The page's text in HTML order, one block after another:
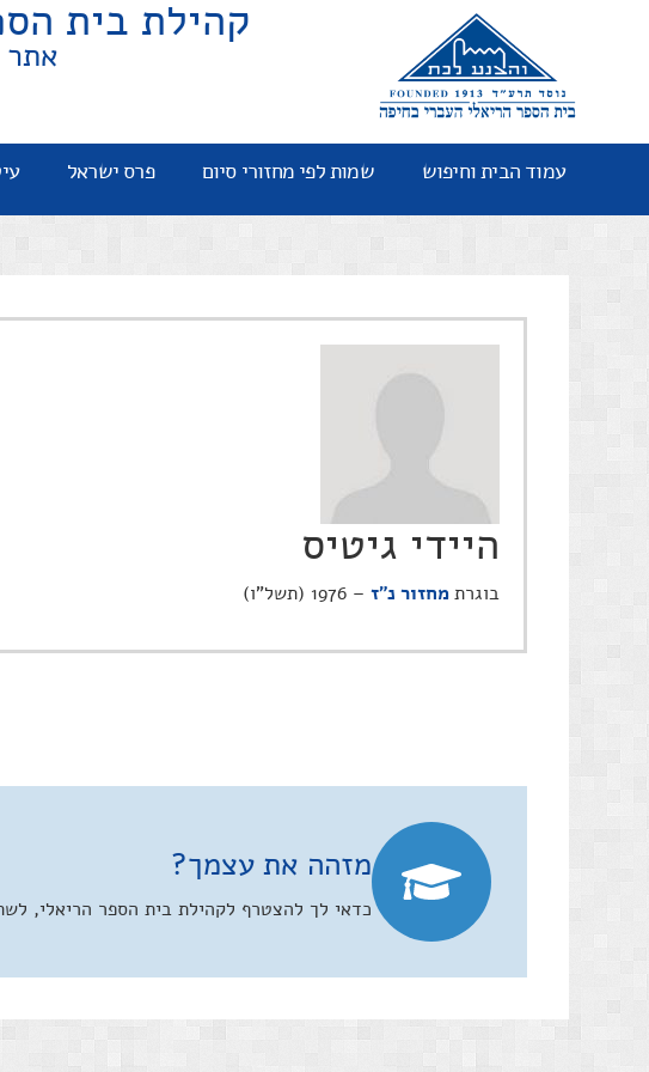
קהילת בית
אתר
עמוד הבית וחיפוש שמות לפי מחזורי סיום פרס ישראל
היידי גיטיס
בוגרתמחזור נ"ז – 1976 (תשל"ו)
מזהה את עצמך?
כדאי לך להצטרף לקהילת בית הספר הריאלי,